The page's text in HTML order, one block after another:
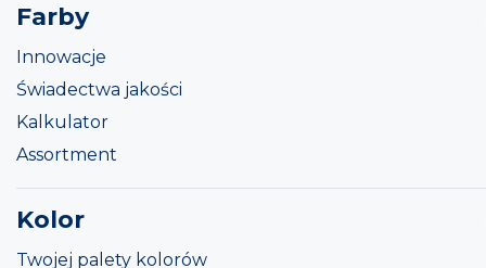
Farby
Innowacje
Świadectwa jakości
Kalkulator
Assortment
Kolor
Twojej palety kolorów